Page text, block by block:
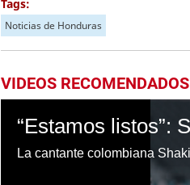
Tags:
Noticias de Honduras
VIDEOS RECOMENDADOS